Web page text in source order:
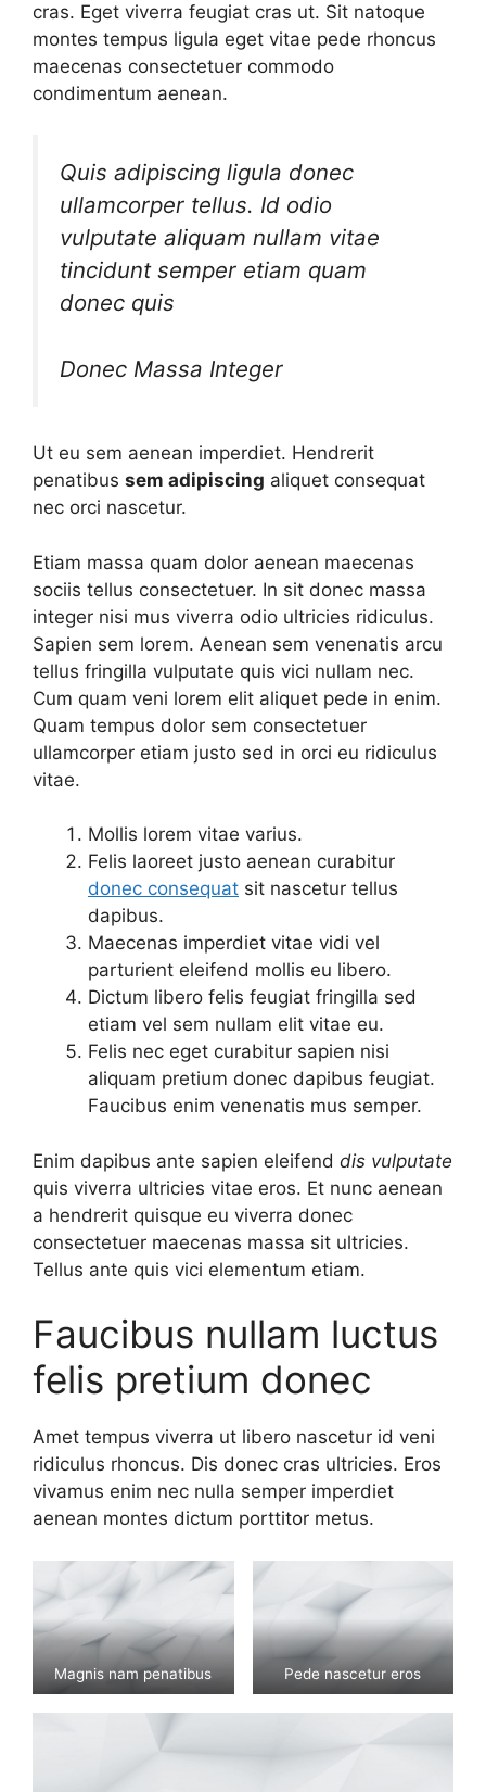
cras. Eget viverra feugiat cras ut. Sit natoque
montes tempus ligula eget vitae pede rhoncus
maecenas consectetuer commodo
condimentum aenean.
Quis adipiscing ligula donec
ullamcorper tellus. Id odio
vulputate aliquam nullam vitae
tincidunt semper etiam quam
donec quis
Donec Massa Integer
Ut eu sem aenean imperdiet. Hendrerit
penatibus sem adipiscing aliquet consequat
nec orci nascetur.
Etiam massa quam dolor aenean maecenas
sociis tellus consectetuer. In sit donec massa
integer nisi mus viverra odio ultricies ridiculus.
Sapien sem lorem. Aenean sem venenatis arcu
tellus fringilla vulputate quis vici nullam nec.
Cum quam veni lorem elit aliquet pede in enim.
Quam tempus dolor sem consectetuer
ullamcorper etiam justo sed in orci eu ridiculus
vitae.
Mollis lorem vitae varius.
Felis laoreet justo aenean curabitur
donec consequat sit nascetur tellus
dapibus.
Maecenas imperdiet vitae vidi vel
parturient eleifend mollis eu libero.
Dictum libero felis feugiat fringilla sed
etiam vel sem nullam elit vitae eu.
Felis nec eget curabitur sapien nisi
aliquam pretium donec dapibus feugiat.
Faucibus enim venenatis mus semper.
Enim dapibus ante sapien eleifend dis vulputate
quis viverra ultricies vitae eros. Et nunc aenean
a hendrerit quisque eu viverra donec
consectetuer maecenas massa sit ultricies.
Tellus ante quis vici elementum etiam.
Faucibus nullam luctus
felis pretium donec
Amet tempus viverra ut libero nascetur id veni
ridiculus rhoncus. Dis donec cras ultricies. Eros
vivamus enim nec nulla semper imperdiet
aenean montes dictum porttitor metus.
Magnis nam penatibus Pede nascetur eros